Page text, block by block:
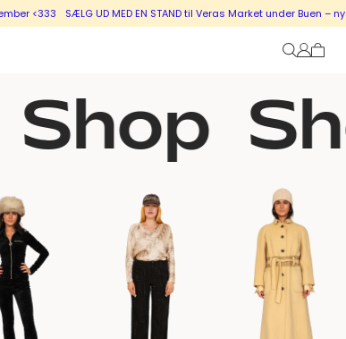
SÆLG UD MED EN STAND til Veras Market under Buen – nye
Shop